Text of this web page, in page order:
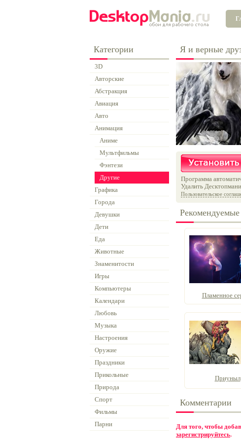
Категории
3D
Авторские
Абстракция
Авиация
Авто
Анимация
Аниме
Мультфильмы
Фэнтези
Другие
Графика
Города
Девушки
Дети
Еда
Животные
Знаменитости
Игры
Компьютеры
Календари
Любовь
Музыка
Настроения
Оружие
Праздники
Прикольные
Природа
Спорт
Фильмы
Парни
Я и верные
Программа
Удалить
Пользовательское
Пламенное
Приуныл
Комментарии
Для того, чтобы
зарегистрируйтесь.